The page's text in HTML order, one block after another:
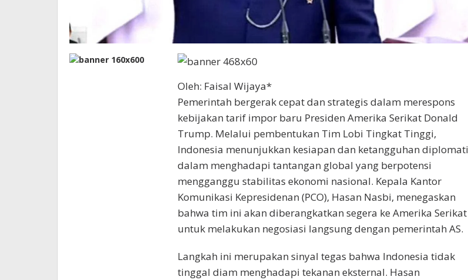
Oleh: Faisal Wijaya*
Pemerintah bergerak cepat dan strategis dalam merespons
kebijakan tarif impor baru Presiden Amerika Serikat Donald
Trump. Melalui pembentukan Tim Lobi Tingkat Tinggi,
Indonesia menunjukkan kesiapan dan ketangguhan
dalam menghadapi tantangan global yang berpotensi
mengganggu stabilitas ekonomi nasional. Kepala Kantor
Komunikasi Kepresidenan (PCO), Hasan Nasbi, menegaskan
bahwa tim ini akan diberangkatkan segera ke Amerika Serikat
untuk melakukan negosiasi langsung dengan pemerintah AS.
Langkah ini merupakan sinyal tegas bahwa Indonesia tidak
tinggal diam menghadapi tekanan eksternal. Hasan